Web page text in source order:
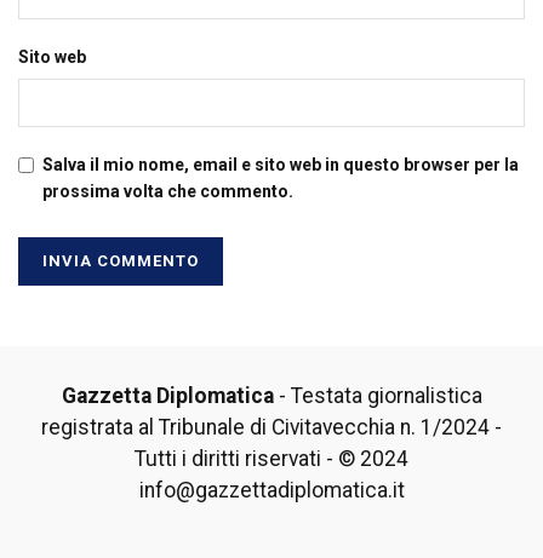
Sito web
Salva il mio nome, email e sito web in questo browser per la
prossima volta che commento.
Gazzetta Diplomatica- Testata giornalistica
registrata al Tribunale di Civitavecchia n. 1/2024 -
Tutti i diritti riservati - © 2024
info@gazzettadiplomatica.it